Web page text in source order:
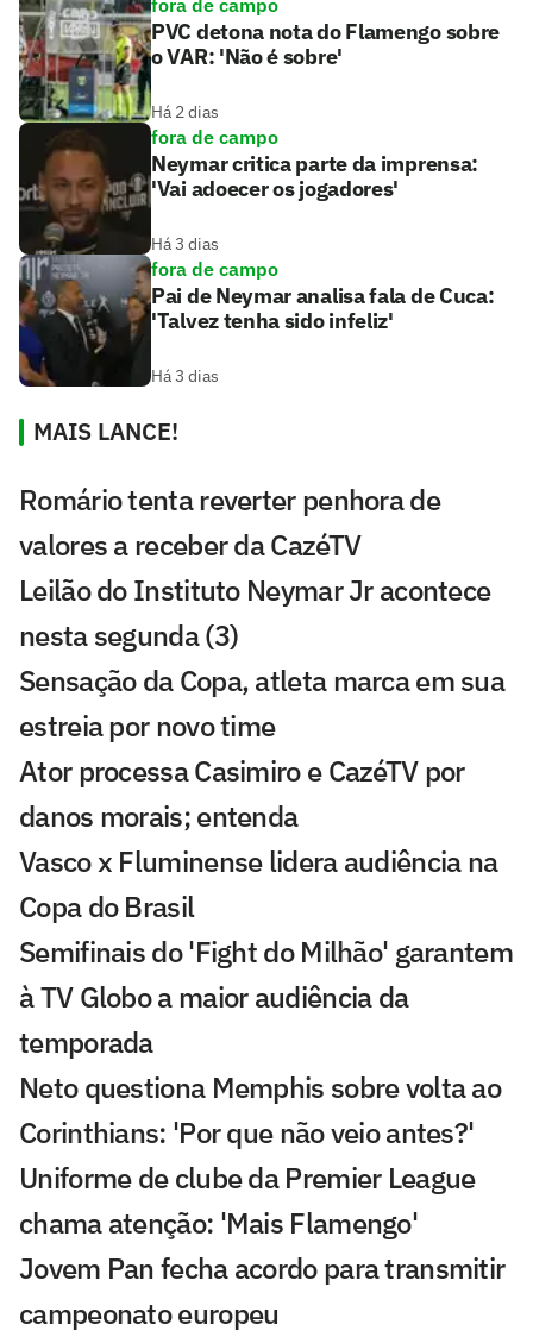
PVC detona nota do Flamengo sobre
o VAR: 'Não é sobre'
Há 2 dias
fora de campo
Neymar critica parte da imprensa:
'Vai adoecer os jogadores'
Há 3 dias
fora de campo
Pai de Neymar analisa fala de Cuca:
'Talvez tenha sido infeliz'
Há 3 dias
MAIS LANCE!
Romário tenta reverter penhora de
valores a receber da CazéTV
Leilão do Instituto Neymar Jr acontece
nesta segunda (3)
Sensação da Copa, atleta marca em sua
estreia por novo time
Ator processa Casimiro e CazéTV por
danos morais; entenda
Vasco x Fluminense lidera audiência na
Copa do Brasil
Semifinais do 'Fight do Milhão' garantem
à TV Globo a maior audiência da
temporada
Neto questiona Memphis sobre volta ao
Corinthians: 'Por que não veio antes?'
Uniforme de clube da Premier League
chama atenção: 'Mais Flamengo'
Jovem Pan fecha acordo para transmitir
campeonato europeu